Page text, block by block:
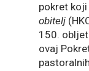
pokret koji
obitelj
150.
ovaj